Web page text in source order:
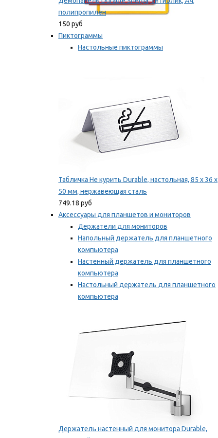
полипропилен
150 руб
Пиктограммы
Настольные пиктограммы
Табличка Не курить Durable, настольная, 85 x 36 x
50 мм, нержавеющая сталь
749.18 руб
Аксессуары для планшетов и мониторов
Держатели для мониторов
Напольный держатель для планшетного
компьютера
Настенный держатель для планшетного
компьютера
Настольный держатель для планшетного
компьютера
Держатель настенный для монитора Durable,